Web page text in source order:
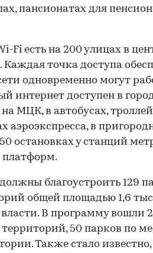
пансионатах для
Fi есть на 200 улицах в
Каждая точка доступа
одновременно могут
интернет доступен в
МЦК, в автобусах,
аэроэкспресса, в
остановках у станций
благоустроить 129
общей площадью 1,6 тыс.
В программу вошли
50 парков по
Также стало